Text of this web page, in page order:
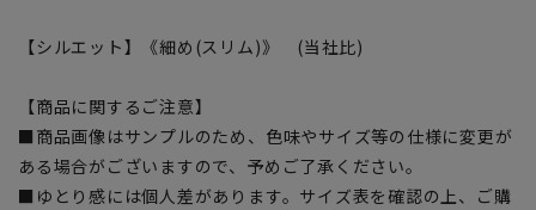
【シルエット】《細め(スリム)》 (当社比)
【商品に関するご注意】
■商品画像はサンプルのため、色味やサイズ等の仕様に変更が
ある場合がございますので、予めご了承ください。
■ゆとり感には個人差があります。サイズ表を確認の上、ご購